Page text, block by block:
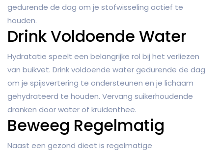
gedurende de dag om je stofwisseling actief te
houden.
Drink Voldoende Water
Hydratatie speelt een belangrijke rol bij het verliezen
van buikvet. Drink voldoende water gedurende de dag
om je spijsvertering te ondersteunen en je lichaam
gehydrateerd te houden. Vervang suikerhoudende
dranken door water of kruidenthee.
Beweeg Regelmatig
Naast een gezond dieet is regelmatige